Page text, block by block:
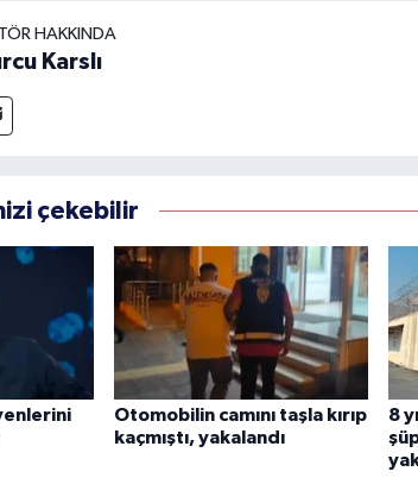
HAKKINDA
Karslı
çekebilir
Otomobilin camını taşla kırıp
kaçmıştı, yakalandı
8